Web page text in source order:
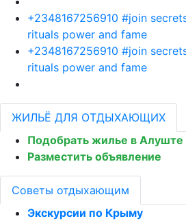
+2348167256910 #join
rituals power and fame
+2348167256910 #join
rituals power and fame
ЖИЛЬЁ ДЛЯ ОТДЫХАЮЩИХ
Подобрать жилье в Алуште
Разместить объявление
Советы отдыхающим
Экскурсии по Крыму